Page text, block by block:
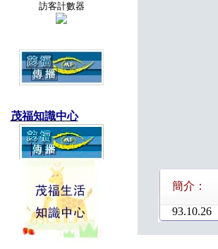
訪客計數器
茂福知識中心
簡介：
93.10.26